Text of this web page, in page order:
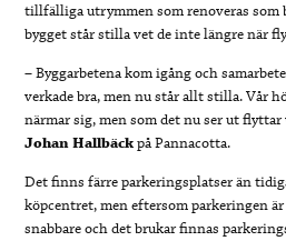
tillfälliga utrymmen som renoveras som
bygget står stilla vet de inte längre när
– Byggarbetena kom igång och
verkade bra, men nu står allt stilla. Vår
närmar sig, men som det nu ser ut
Johan Hallbäckpå Pannacotta.
Det finns färre parkeringsplatser än
köpcentret, men eftersom parkeringen
snabbare och det brukar finnas